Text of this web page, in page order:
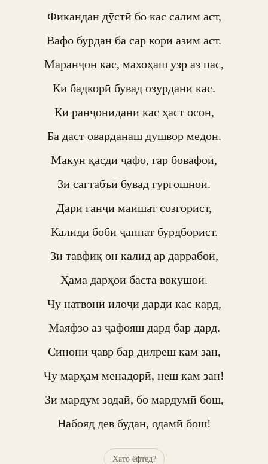
Фикандан дӯстӣ бо кас салим аст,
Вафо бурдан ба сар кори азим аст.
Маранҷон кас, махоҳаш узр аз пас,
Ки бадкорӣ бувад озурдани кас.
Ки ранҷонидани кас ҳаст осон,
Ба даст оварданаш душвор медон.
Макун қасди ҷафо, гар бовафоӣ,
Зи сагтабъӣ бувад гургошноӣ.
Дари ганҷи маишат созгорист,
Калиди боби ҷаннат бурдборист.
Зи тавфиқ он калид ар даррабоӣ,
Ҳама дарҳои баста вокушоӣ.
Чу натвонӣ илоҷи дарди кас кард,
Маяфзо аз ҷафояш дард бар дард.
Синони ҷавр бар дилреш кам зан,
Чу марҳам менадорӣ, неш кам зан!
Зи мардум зодаӣ, бо мардумӣ бош,
Набояд дев будан, одамӣ бош!
Хато ёфтед?